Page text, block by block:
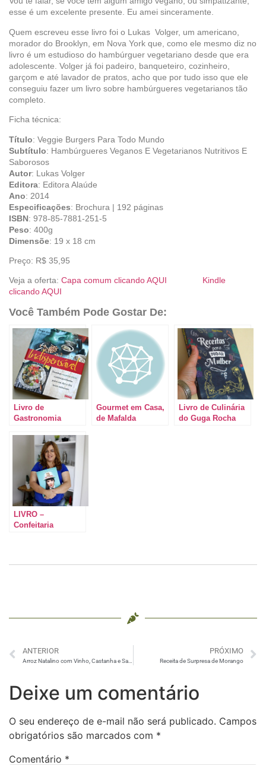
esse é um excelente presente. Eu amei sinceramente.
Quem escreveu esse livro foi o Lukas Volger, um americano,
morador do Brooklyn, em Nova York que, como ele mesmo diz no
livro é um estudioso do hambúrguer vegetariano desde que era
adolescente. Volger já foi padeiro, banqueteiro, cozinheiro,
garçom e até lavador de pratos, acho que por tudo isso que ele
conseguiu fazer um livro sobre hambúrgueres vegetarianos tão
completo.
Ficha técnica:
Título: Veggie Burgers Para Todo Mundo
Subtítulo: Hambúrgueres Veganos E Vegetarianos Nutritivos E
Saborosos
Autor: Lukas Volger
Editora: Editora Alaúde
Ano: 2014
Especificações: Brochura | 192 páginas
ISBN: 978-85-7881-251-5
Peso: 400g
Dimensõe: 19 x 18 cm
Preço: R$ 35,95
Veja a oferta: Capa comum clicando AQUI Kindle
clicando AQUI
Você Também Pode Gostar De:
Livro de
Gastronomia
Indispensável, de
Dunja Gulin
Gourmet em Casa,
de Mafalda
Livro de Culinária
do Guga Rocha
LIVRO –
Confeitaria
Tim por Tim-Tim –
ANTERIOR PRÓXIMO
Receita de Surpresa de Morango
Deixe um comentário
O seu endereço de e-mail não será publicado. Campos
obrigatórios são marcados com *
Comentário *